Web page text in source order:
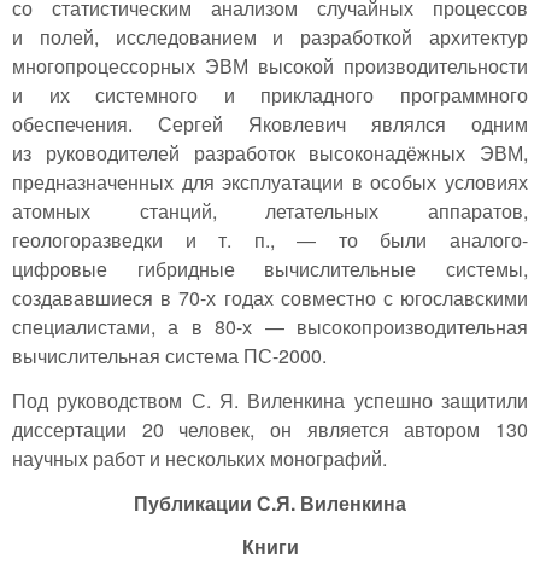
со статистическим анализом случайных процессов
и полей, исследованием и разработкой архитектур
многопроцессорных ЭВМ высокой производительности
и их системного и прикладного программного
обеспечения. Сергей Яковлевич являлся одним
из руководителей разработок высоконадёжных ЭВМ,
предназначенных для эксплуатации в особых условиях
атомных станций, летательных аппаратов,
геологоразведки и т. п., — то были аналого-
цифровые гибридные вычислительные системы,
создававшиеся в 70-х годах совместно с югославскими
специалистами, а в 80-х — высокопроизводительная
вычислительная система ПС-2000.
Под руководством С. Я. Виленкина успешно защитили
диссертации 20 человек, он является автором 130
научных работ и нескольких монографий.
Публикации С.Я. Виленкина
Книги